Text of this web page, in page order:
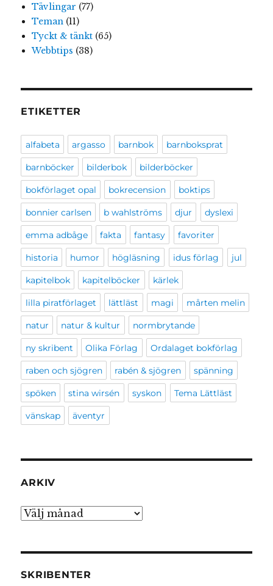
Tävlingar (77)
Teman(11)
Tyckt & tänkt(65)
Webbtips (38)
ETIKETTER
alfabeta argasso barnbok barnboksprat
barnböcker bilderbok bilderböcker
bokförlaget opal bokrecension boktips
bonnier carlsen b wahlströms djur dyslexi
emma adbåge fakta fantasy favoriter
historia humor högläsning idus förlag jul
kapitelbok kapitelböcker kärlek
lilla piratförlaget lättläst magi mårten melin
natur natur & kultur normbrytande
ny skribent Olika Förlag Ordalaget bokförlag
raben och sjögren rabén & sjögren spänning
spöken stina wirsén syskon Tema Lättläst
vänskap äventyr
ARKIV
Arkiv
SKRIBENTER